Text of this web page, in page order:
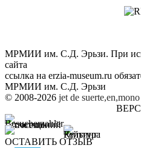
МРМИИ им. С.Д. Эрьзи. При
сайта
ссылка на erzia-museum.ru
МРМИИ им. С.Д. Эрьзи
© 2008-2026 jet de
ОСТАВИТЬ ОТЗЫВ